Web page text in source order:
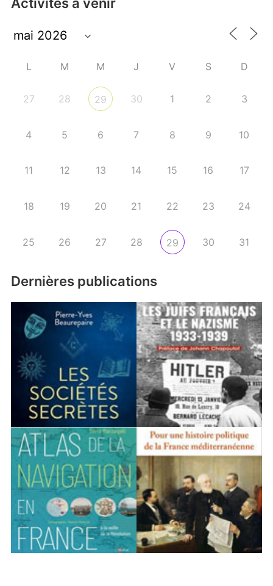
Activités à venir
L M M J V S D
27 28 29 30 1 2 3
4 5 6 7 8 9 10
11 12 13 14 15 16 17
18 19 20 21 22 23 24
25 26 27 28 29 30 31
Dernières publications